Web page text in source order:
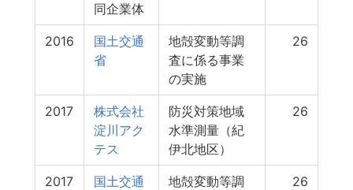
同企業体
2016
国土交通
省
地殻変動等調
査に係る事業
の実施
26
2017
株式会社
淀川アク
テス
防災対策地域
水準測量（紀
伊北地区）
26
2017
国土交通
地殻変動等調
26